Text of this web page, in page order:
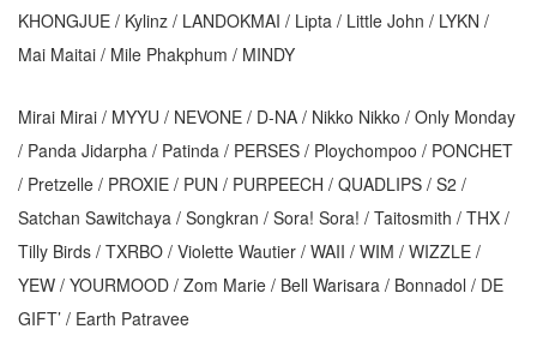
KHONGJUE / Kylinz / LANDOKMAI / Lipta / Little John / LYKN /
Mai Maitai / Mile Phakphum / MINDY
Mirai Mirai / MYYU / NEVONE / D-NA / Nikko Nikko / Only Monday
/ Panda Jidarpha / Patinda / PERSES / Ploychompoo / PONCHET
/ Pretzelle / PROXIE / PUN / PURPEECH / QUADLIPS / S2 /
Satchan Sawitchaya / Songkran / Sora! Sora! / Taitosmith / THX /
Tilly Birds / TXRBO / Violette Wautier / WAII / WIM / WIZZLE /
YEW / YOURMOOD / Zom Marie / Bell Warisara / Bonnadol / DE
GIFT’ / Earth Patravee